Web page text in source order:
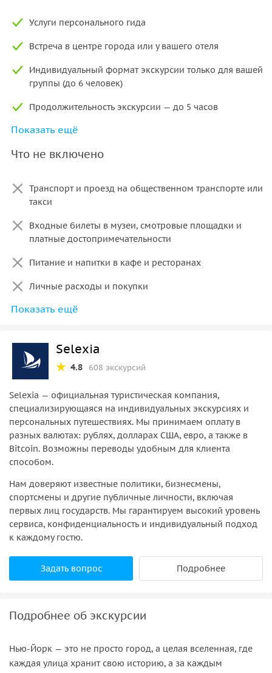
Услуги персонального гида
Встреча в центре города или у вашего отеля
Индивидуальный формат экскурсии только для вашей
группы (до 6 человек)
Продолжительность экскурсии — до 5 часов
Построение маршрута с учётом ваших интересов и
Показать ещё
Что не включено
Транспорт и проезд на общественном транспорте или
такси
Входные билеты в музеи, смотровые площадки и
платные достопримечательности
Питание и напитки в кафе и ресторанах
Личные расходы и покупки
Услуги профессионального фотографа
Показать ещё
Selexia
4.8 608 экскурсий
Selexia — официальная туристическая компания,
специализирующаяся на индивидуальных экскурсиях и
персональных путешествиях. Мы принимаем оплату в
разных валютах: рублях, долларах США, евро, а также в
Bitcoin. Возможны переводы удобным для клиента
способом.
Нам доверяют известные политики, бизнесмены,
спортсмены и другие публичные личности, включая
первых лиц государств. Мы гарантируем высокий уровень
сервиса, конфиденциальность и индивидуальный подход
к каждому гостю.
Задать вопрос Подробнее
Подробнее об экскурсии
Нью-Йорк — это не просто город, а целая вселенная, где
каждая улица хранит свою историю, а за каждым